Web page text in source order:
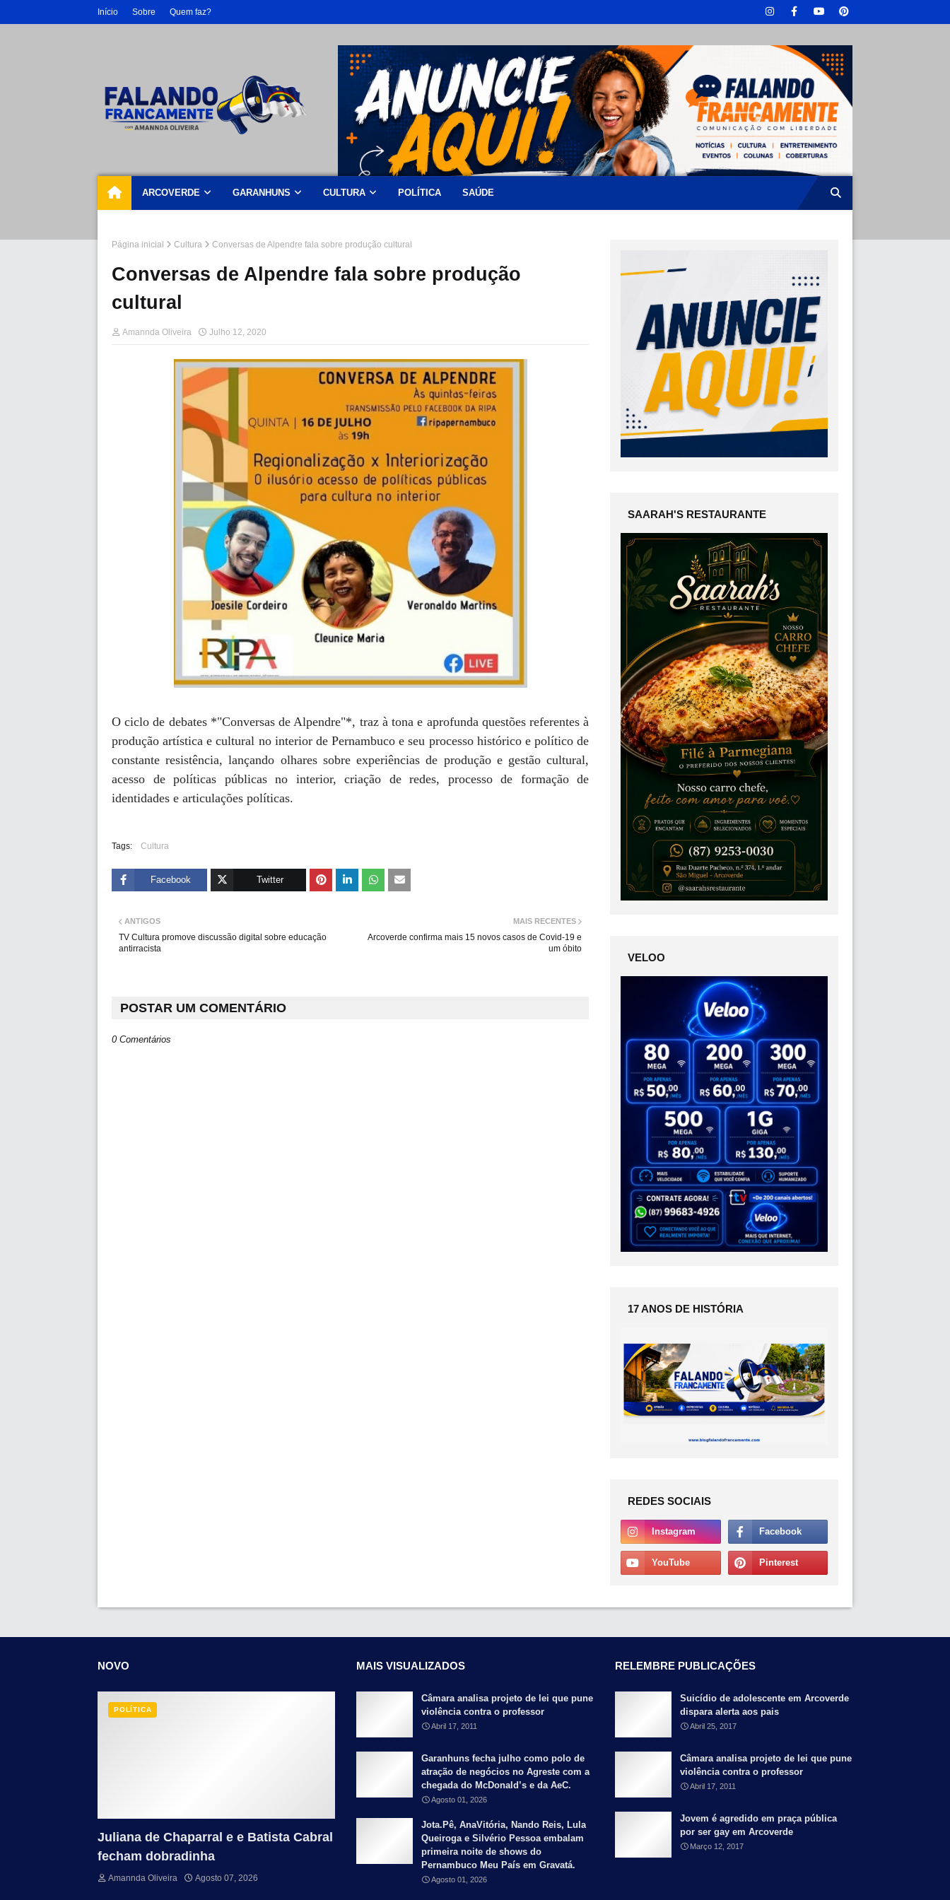
Início Sobre Quem faz?
ARCOVERDE GARANHUNS CULTURA POLÍTICA SAÚDE
Página inicial Cultura Conversas de Alpendre fala sobre produção cultural
Conversas de Alpendre fala sobre produção
cultural
Amannda Oliveira Julho 12, 2020
O ciclo de debates *"Conversas de Alpendre"*, traz à tona e aprofunda questões referentes à
produção artística e cultural no interior de Pernambuco e seu processo histórico e político de
constante resistência, lançando olhares sobre experiências de produção e gestão cultural,
acesso de políticas públicas no interior, criação de redes, processo de formação de
identidades e articulações políticas.
Tags: Cultura
Facebook Twitter
MAIS RECENTES
Arcoverde confirma mais 15 novos casos de Covid-19 e
um óbito
ANTIGOS
TV Cultura promove discussão digital sobre educação
antirracista
POSTAR UM COMENTÁRIO
0 Comentários
SAARAH'S RESTAURANTE
VELOO
17 ANOS DE HISTÓRIA
REDES SOCIAIS
NOVO
POLÍTICA
Juliana de Chaparral e e Batista Cabral
fecham dobradinha
Amannda Oliveira Agosto 07, 2026
MAIS VISUALIZADOS
Câmara analisa projeto de lei que pune
violência contra o professor
Abril 17, 2011
Garanhuns fecha julho como polo de
atração de negócios no Agreste com a
chegada do McDonald’s e da AeC.
Agosto 01, 2026
Jota.Pê, AnaVitória, Nando Reis, Lula
Queiroga e Silvério Pessoa embalam
primeira noite de shows do
Pernambuco Meu País em Gravatá.
Agosto 01, 2026
RELEMBRE PUBLICAÇÕES
Suicídio de adolescente em Arcoverde
dispara alerta aos pais
Abril 25, 2017
Câmara analisa projeto de lei que pune
violência contra o professor
Abril 17, 2011
Jovem é agredido em praça pública
por ser gay em Arcoverde
Março 12, 2017